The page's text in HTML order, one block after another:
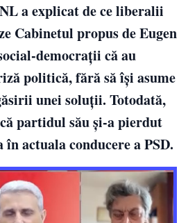
a explicat de ce liberalii
Cabinetul propus de Eugen
democrații că au
politică, fără să își asume
unei soluții. Totodată,
partidul său și-a pierdut
actuala conducere a PSD.